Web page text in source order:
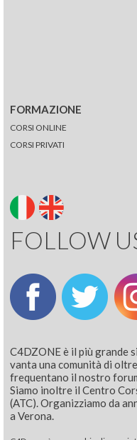
FORMAZIONE
CORSI ONLINE
CORSI PRIVATI
FOLLOW
C4DZONE è il più grande
vanta una comunità di
frequentano il nostro
Siamo inoltre il Centro
(ATC). Organizziamo da
a Verona.